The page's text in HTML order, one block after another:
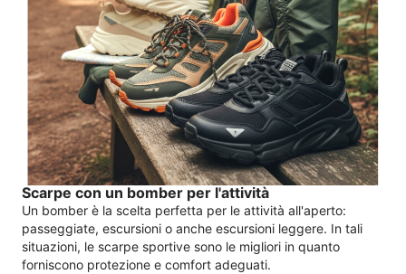
Scarpe con un bomber per l'attività
Un bomber è la scelta perfetta per le attività all'aperto:
passeggiate, escursioni o anche escursioni leggere. In tali
situazioni, le scarpe sportive sono le migliori in quanto
forniscono protezione e comfort adeguati.